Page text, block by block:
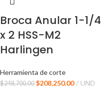
Broca Anular 1-1/4
x 2 HSS-M2
Harlingen
Herramienta de corte
$248,700.00 $208,250.00 UND